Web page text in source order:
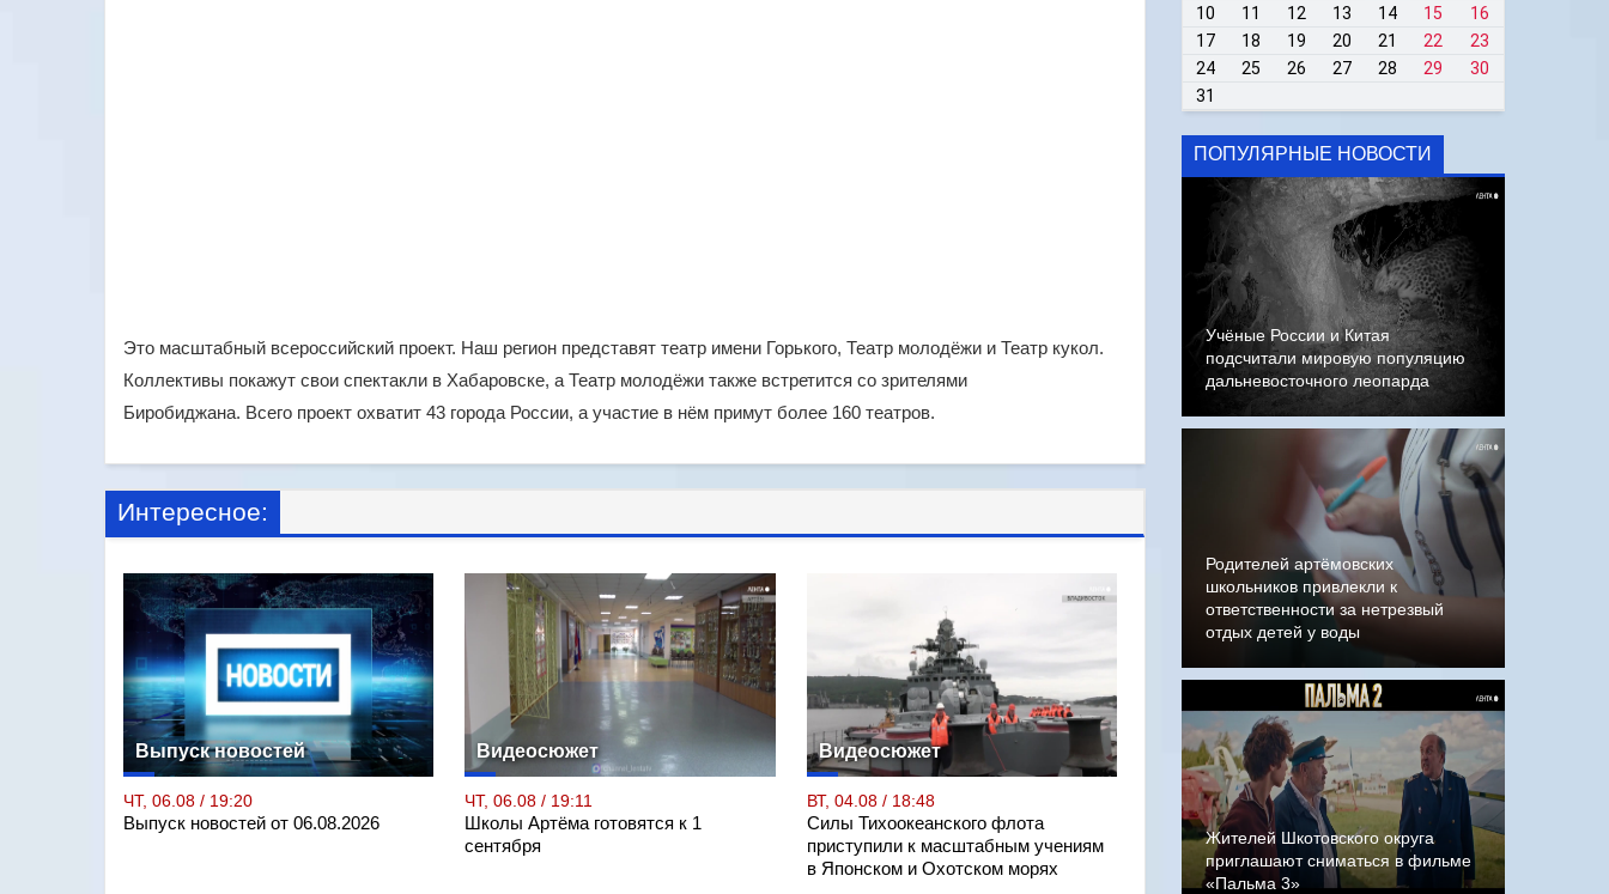
Это масштабный всероссийский проект. Наш регион представят театр имени Горького, Театр молодёжи и Театр кукол.
Коллективы покажут свои спектакли в Хабаровске, а Театр молодёжи также встретится со зрителями
Биробиджана. Всего проект охватит 43 города России, а участие в нём примут более 160 театров.
Интересное:
Выпуск новостей
ЧТ, 06.08 / 19:20
Выпуск новостей от 06.08.2026
Видеосюжет
ЧТ, 06.08 / 19:11
Школы Артёма готовятся к 1
сентября
Видеосюжет
ВТ, 04.08 / 18:48
Силы Тихоокеанского флота
приступили к масштабным учениям
в Японском и Охотском морях
10
11 12 13 14 15
16
17
18 19 20 21 22
23
24
25 26 27 28 29
30
31
ПОПУЛЯРНЫЕ НОВОСТИ
Учёные России и Китая
подсчитали мировую популяцию
дальневосточного леопарда
Родителей артёмовских
школьников привлекли к
ответственности за нетрезвый
отдых детей у воды
Жителей Шкотовского округа
приглашают сниматься в фильме
«Пальма 3»